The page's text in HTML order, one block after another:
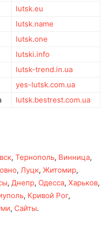
lutsk.eu
lutsk.name
lutsk.one
lutski.info
lutsk-trend.in.ua
yes-lutsk.com.ua
lutsk.bestrest.com.ua
, Тернополь, Винница,
, Луцк, Житомир,
, Днепр, Одесса, Харьков,
, Кривой Рог,
, Сайты.